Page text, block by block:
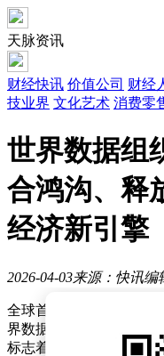
天脉资讯
财经快讯 价值公司 财经
技业界 文化艺术 消费零
世界数据组
合鸿沟、释
经济新引擎
2026-04-03来源：快讯编
全球首个专注于数据发
界数据组织（WDO）近
标志着国际社会在应对